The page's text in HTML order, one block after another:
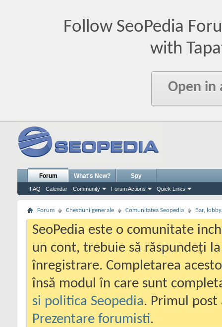
Follow SeoPedia
with
Open in
Forum
FAQ Calendar Community Forum Actions Quick Links
What's New? Spy
Forum Chestiuni generale Comunitatea Seopedia Bar,
SeoPedia este o comunitate
un cont, trebuie să răspundeți
înregistrare. Completarea
însă modul în care sunt
si politica Seopedia. Primul
Prezentare forumisti.